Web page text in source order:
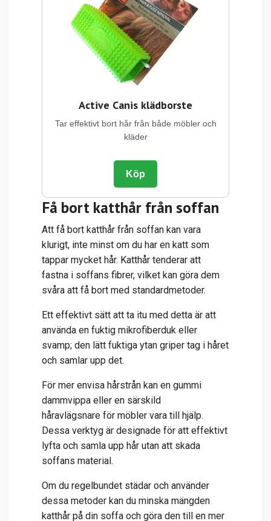
Active Canis klädborste
Tar effektivt bort hår från både möbler och
kläder
Köp
Få bort katthår från soffan
Att få bort katthår från soffan kan vara
klurigt, inte minst om du har en katt som
tappar mycket hår. Katthår tenderar att
fastna i soffans fibrer, vilket kan göra dem
svåra att få bort med standardmetoder.
Ett effektivt sätt att ta itu med detta är att
använda en fuktig mikrofiberduk eller
svamp; den lätt fuktiga ytan griper tag i håret
och samlar upp det.
För mer envisa hårstrån kan en gummi
dammvippa eller en särskild
håravlägsnare för möbler vara till hjälp.
Dessa verktyg är designade för att effektivt
lyfta och samla upp hår utan att skada
soffans material.
Om du regelbundet städar och använder
dessa metoder kan du minska mängden
katthår på din soffa och göra den till en mer